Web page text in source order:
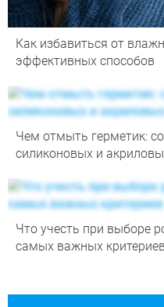
Как избавиться от
эффективных способов
Чем отмыть герметик:
силиконовых и
Что учесть при выборе
самых важных критериев